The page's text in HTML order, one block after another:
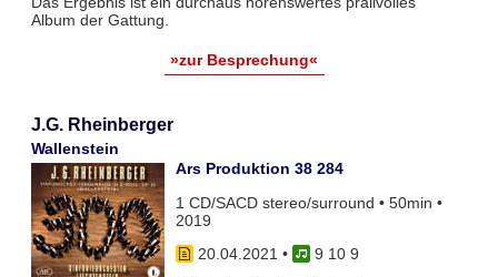
Album der Gattung.
»zur Besprechung«
J.G. Rheinberger
Wallenstein
Ars Produktion 38 284
1 CD/SACD stereo/surround • 50min •
2019
20.04.2021 •
9 10 9